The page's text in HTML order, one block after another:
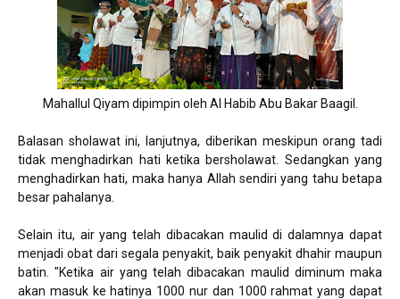
Mahallul Qiyam dipimpin oleh Al Habib Abu Bakar Baagil.
Balasan sholawat ini, lanjutnya, diberikan meskipun orang tadi
tidak menghadirkan hati ketika bersholawat. Sedangkan yang
menghadirkan hati, maka hanya Allah sendiri yang tahu betapa
besar pahalanya.
Selain itu, air yang telah dibacakan maulid di dalamnya dapat
menjadi obat dari segala penyakit, baik penyakit dhahir maupun
batin. "Ketika air yang telah dibacakan maulid diminum maka
akan masuk ke hatinya 1000 nur dan 1000 rahmat yang dapat